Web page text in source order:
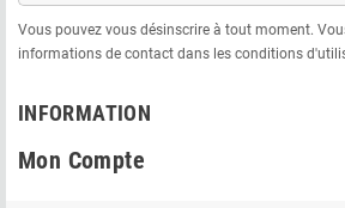
Vous pouvez vous désinscrire à tout moment.
informations de contact dans les conditions
INFORMATION
Mon Compte